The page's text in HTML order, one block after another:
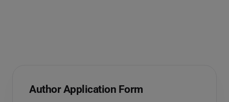
Author Application Form